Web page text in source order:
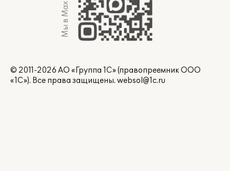
Мы в Max
© 2011-2026 АО «Группа 1С» (правопреемник ООО
«1С»). Все права защищены. websol@1c.ru